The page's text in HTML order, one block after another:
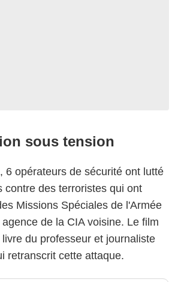
sous tension
6 opérateurs de sécurité ont lutté
contre des terroristes qui ont
Missions Spéciales de l'Armée
de la CIA voisine. Le film
du professeur et journaliste
retranscrit cette attaque.